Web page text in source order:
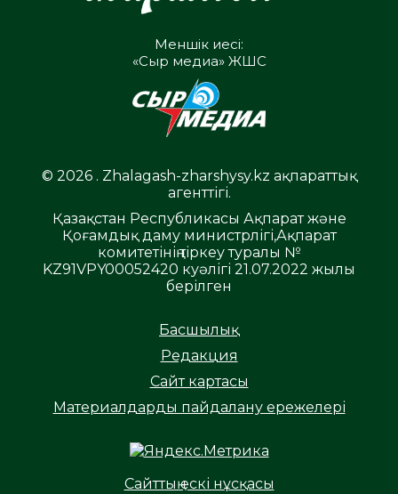
Меншік иесі:
«Сыр медиа» ЖШС
© 2026 . Zhalagash-zharshysy.kz ақпараттық
агенттігі.
Қазақстан Республикасы Ақпарат және
Қоғамдық даму министрлігі,Ақпарат
комитетінің тіркеу туралы №
KZ91VPY00052420 куәлігі 21.07.2022 жылы
берілген
Басшылық
Редакция
Сайт картасы
Материалдарды пайдалану ережелері
Сайттың ескі нұсқасы